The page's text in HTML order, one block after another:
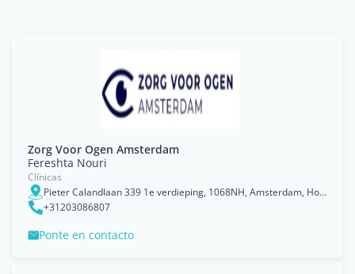
Zorg Voor Ogen Amsterdam
Fereshta Nouri
Clínicas
Pieter Calandlaan 339 1e verdieping, 1068NH, Amsterdam, Holanda Septentrional
+31203086807
Ponte en contacto